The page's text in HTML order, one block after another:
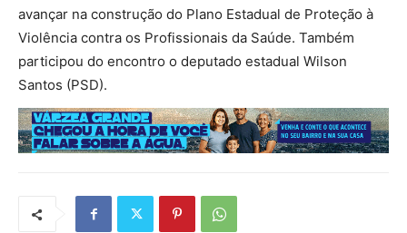
avançar na construção do Plano Estadual de Proteção à
Violência contra os Profissionais da Saúde. Também
participou do encontro o deputado estadual Wilson
Santos (PSD).